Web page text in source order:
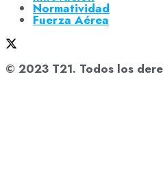
Normatividad
Fuerza Aérea
© 2023 T21. Todos los